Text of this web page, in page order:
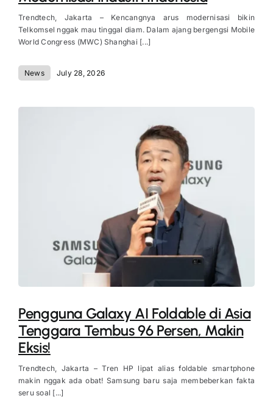
Trendtech, Jakarta – Kencangnya arus modernisasi bikin
Telkomsel nggak mau tinggal diam. Dalam ajang bergengsi Mobile
World Congress (MWC) Shanghai [...]
News July 28, 2026
Pengguna Galaxy AI Foldable di Asia
Tenggara Tembus 96 Persen, Makin
Eksis!
Trendtech, Jakarta – Tren HP lipat alias foldable smartphone
makin nggak ada obat! Samsung baru saja membeberkan fakta
seru soal [...]